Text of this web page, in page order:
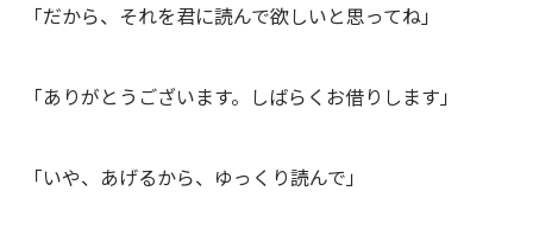
「だから、それを君に読んで欲しいと思ってね」
「ありがとうございます。しばらくお借りします」
「いや、あげるから、ゆっくり読んで」